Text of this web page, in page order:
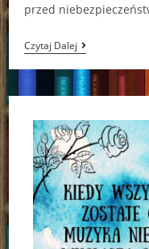
przed
Czytaj Dalej“Horologium,
Czyli
Dom
Niezwykłych
Zegarów”
Piepiórka